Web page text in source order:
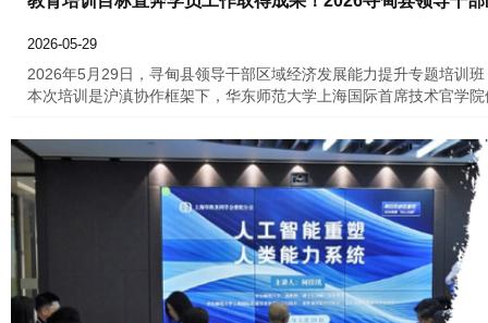
2026-05-29
2026年5月29日，寻甸县领导干部区域经济发展能力提升专题培训
本次培训是沪滇协作框架下，华东师范大学上海国际首席技术官学
智力动能。